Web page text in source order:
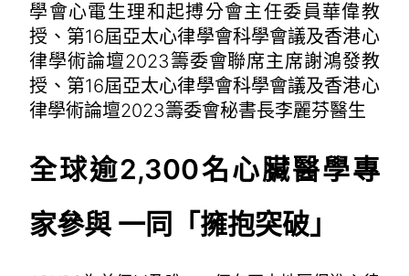
學會心電生理和起搏分會主任委員華偉教
授、第16屆亞太心律學會科學會議及香港心
律學術論壇2023籌委會聯席主席謝鴻發教
授、第16屆亞太心律學會科學會議及香港心
律學術論壇2023籌委會秘書長李麗芬醫生
全球逾2,300名心臟醫學專
家參與 一同「擁抱突破」